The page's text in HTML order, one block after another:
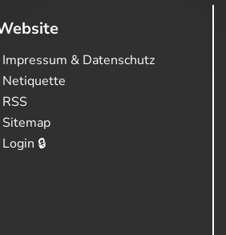
Impressum & Datenschutz
Netiquette
RSS
Sitemap
Login 🔒